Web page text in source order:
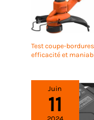
Test coupe-
efficacité et
Juin
11